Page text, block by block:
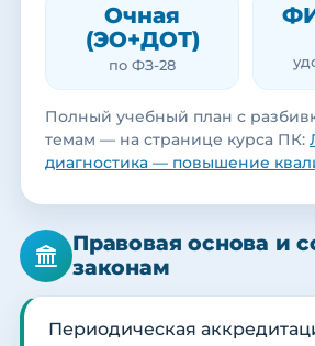
Очная
(ЭО+ДОТ)
по ФЗ-28
Полный учебный план с
темам — на странице курса ПК:
диагностика — повышение
Правовая основа и
законам
Периодическая